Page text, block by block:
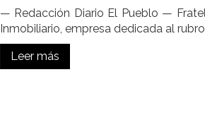
— Redacción Diario El Pueblo —
Inmobiliario, empresa dedicada al
Leer más